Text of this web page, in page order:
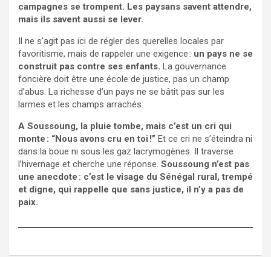
campagnes se trompent. Les paysans savent attendre,
mais ils savent aussi se lever.
Il ne s’agit pas ici de régler des querelles locales par
favoritisme, mais de rappeler une exigence : un pays ne se
construit pas contre ses enfants. La gouvernance
foncière doit être une école de justice, pas un champ
d’abus. La richesse d’un pays ne se bâtit pas sur les
larmes et les champs arrachés.
A Soussoung, la pluie tombe, mais c’est un cri qui
monte : “Nous avons cru en toi !” Et ce cri ne s’éteindra ni
dans la boue ni sous les gaz lacrymogènes. Il traverse
l’hivernage et cherche une réponse. Soussoung n’est pas
une anecdote : c’est le visage du Sénégal rural, trempé
et digne, qui rappelle que sans justice, il n’y a pas de
paix.